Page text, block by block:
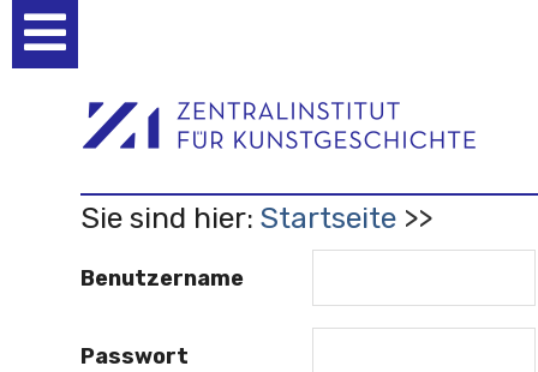
Werkzeuge
Sie sind hier: Startseite
Benutzername
Passwort